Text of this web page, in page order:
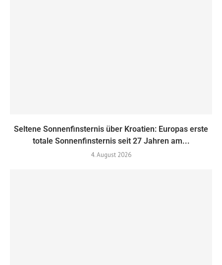
Seltene Sonnenfinsternis über Kroatien: Europas erste
totale Sonnenfinsternis seit 27 Jahren am...
4. August 2026